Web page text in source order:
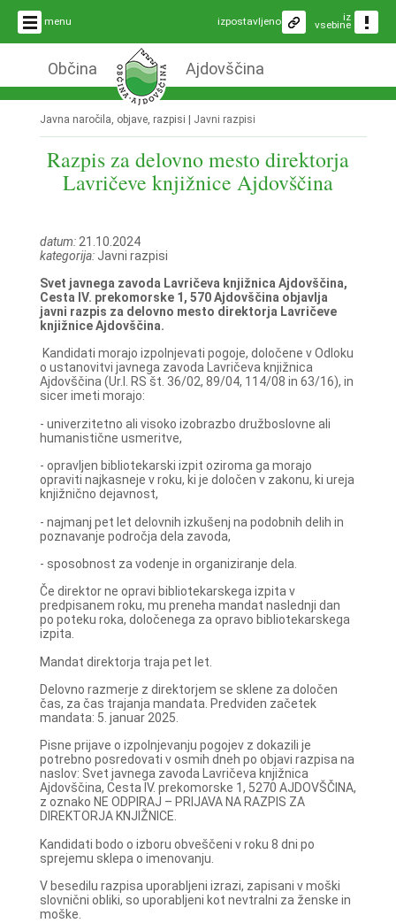
menu iz
vsebine
izpostavljeno
Občina Ajdovščina
Javna naročila, objave, razpisi | Javni razpisi
Razpis za delovno mesto direktorja
Lavričeve knjižnice Ajdovščina
datum:21.10.2024
kategorija:Javni razpisi
Svet javnega zavoda Lavričeva knjižnica Ajdovščina,
Cesta IV. prekomorske 1, 570 Ajdovščina objavlja
javni razpis za delovno mesto direktorja Lavričeve
knjižnice Ajdovščina.
Kandidati morajo izpolnjevati pogoje, določene v Odloku
o ustanovitvi javnega zavoda Lavričeva knjižnica
Ajdovščina (Ur.l. RS št. 36/02, 89/04, 114/08 in 63/16), in
sicer imeti morajo:
- univerzitetno ali visoko izobrazbo družboslovne ali
humanistične usmeritve,
- opravljen bibliotekarski izpit oziroma ga morajo
opraviti najkasneje v roku, ki je določen v zakonu, ki ureja
knjižnično dejavnost,
- najmanj pet let delovnih izkušenj na podobnih delih in
poznavanje področja dela zavoda,
- sposobnost za vodenje in organiziranje dela.
Če direktor ne opravi bibliotekarskega izpita v
predpisanem roku, mu preneha mandat naslednji dan
po poteku roka, določenega za opravo bibliotekarskega
izpita.
Mandat direktorja traja pet let.
Delovno razmerje z direktorjem se sklene za določen
čas, za čas trajanja mandata. Predviden začetek
mandata: 5. januar 2025.
Pisne prijave o izpolnjevanju pogojev z dokazili je
potrebno posredovati v osmih dneh po objavi razpisa na
naslov: Svet javnega zavoda Lavričeva knjižnica
Ajdovščina, Cesta IV. prekomorske 1, 5270 AJDOVŠČINA,
z oznako NE ODPIRAJ – PRIJAVA NA RAZPIS ZA
DIREKTORJA KNJIŽNICE.
Kandidati bodo o izboru obveščeni v roku 8 dni po
sprejemu sklepa o imenovanju.
V besedilu razpisa uporabljeni izrazi, zapisani v moški
slovnični obliki, so uporabljeni kot nevtralni za ženske in
moške.